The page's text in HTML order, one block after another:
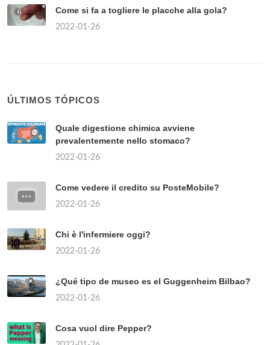
Come si fa a togliere le placche alla gola?
2022-01-26
ÚLTIMOS TÓPICOS
Quale digestione chimica avviene
prevalentemente nello stomaco?
2022-01-26
Come vedere il credito su PosteMobile?
2022-01-26
Chi è l'infermiere oggi?
2022-01-26
¿Qué tipo de museo es el Guggenheim Bilbao?
2022-01-26
Cosa vuol dire Pepper?